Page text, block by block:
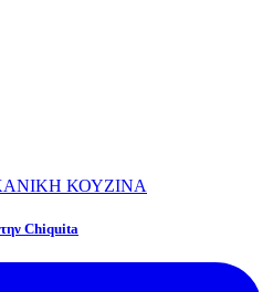
ΚΟΥΖΙΝΑ
Chiquita